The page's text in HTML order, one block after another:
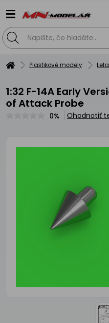
Plastikové modely
1:32 F-14A Early Version Nose Tip & Angle
of Attack Probe
0% Ohodnotiť